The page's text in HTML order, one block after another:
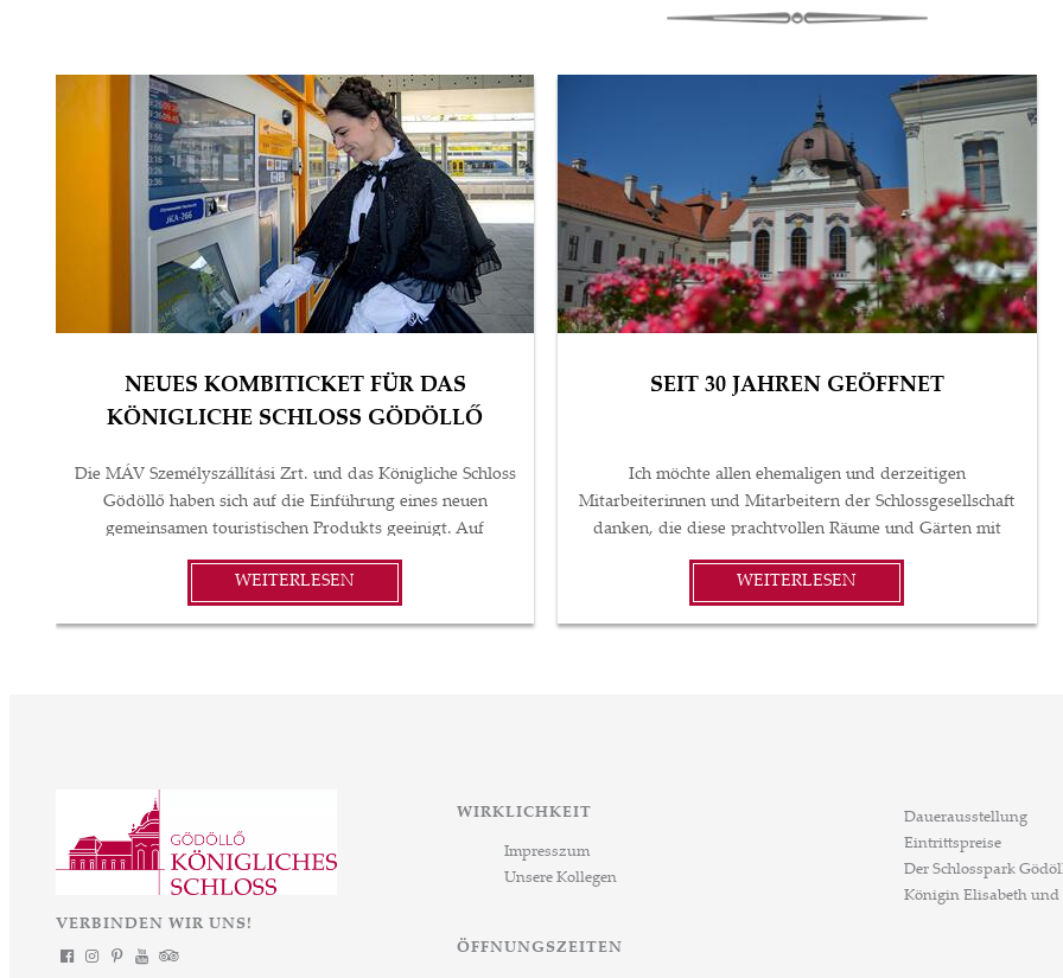
NEUES KOMBITICKET FÜR DAS
KÖNIGLICHE SCHLOSS GÖDÖLLŐ
Die MÁV Személyszállítási Zrt. und das Königliche Schloss
Gödöllő haben sich auf die Einführung eines neuen
gemeinsamen touristischen Produkts geeinigt. Auf
Grundlage der Absichtserklärung der beiden Parteien wird
künftig ein Kombiticket den Besuchern dabei helfen, das
Schloss einfach und zu einem günstigen Preis zu erreichen,
Dauerausstellung des Königlichen Schlosses Gödöllő
umfasst. Ziel der neuen Konstruktion ist es, den Besuchern
eine bequemere, flexiblere und kosteneffizientere Reise-
und Eintrittsmöglichkeit zu bieten. Das „Kombiticket
des Inlandstourismus sowie zur Förderung kultureller
Reisen bei. Die Initiative hat das klare Ziel, die Nutzung
WEITERLESEN
SEIT 30 JAHREN GEÖFFNET
Ich möchte allen ehemaligen und derzeitigen
Mitarbeiterinnen und Mitarbeitern der Schlossgesellschaft
danken, die diese prachtvollen Räume und Gärten mit
Leben und Emotionen erfüllt haben – und weiterhin
erfüllen –, wodurch dieser großartige Ort wirklich zu
einem Ort des Dienstes wird. Ebenso möchte ich meinen
Gebäudes und seines Parks. Mit Unterstützung der OTP
Bank und der Regierung Ungarns beginnt das bislang
werden wir in einigen Jahren dieses Wunder im Herzen
WEITERLESEN
VERBINDEN WIR UNS!
WIRKLICHKEIT
Impresszum
Unsere Kollegen
Dauerausstellung
Eintrittspreise
Der Schlosspark
Königin Elisabeth und
ÖFFNUNGSZEITEN